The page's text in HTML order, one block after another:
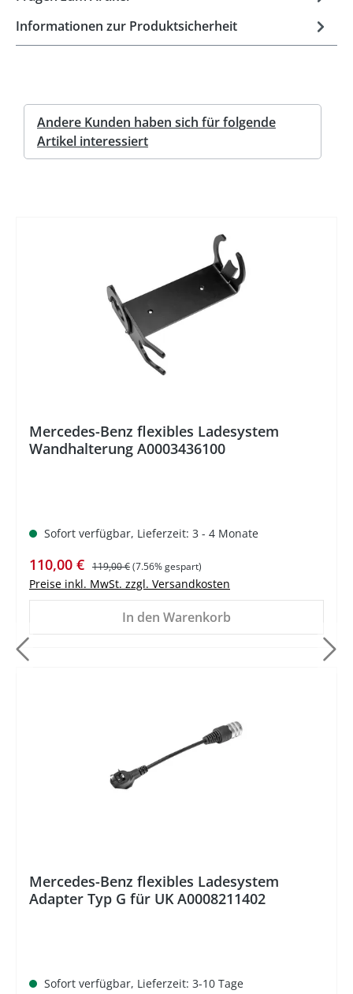
Informationen zur Produktsicherheit
Andere Kunden haben sich für folgende
Artikel interessiert
Mercedes-Benz flexibles Ladesystem
Wandhalterung A0003436100
Sofort verfügbar, Lieferzeit: 3 - 4 Monate
Verkaufspreis:
110,00 € Regulärer Preis:
119,00 €(7.56% gespart)
Preise inkl. MwSt. zzgl. Versandkosten
In den Warenkorb
Mercedes-Benz flexibles Ladesystem
Adapter Typ G für UK A0008211402
Sofort verfügbar, Lieferzeit: 3-10 Tage